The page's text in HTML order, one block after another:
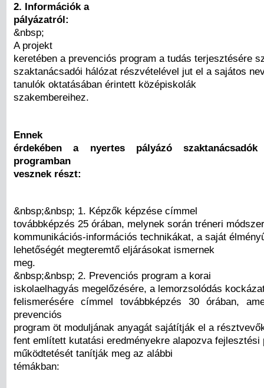
2. Információk a
pályázatról:
&nbsp;
A projekt
keretében a prevenciós program a tudás terjesztésére
szaktanácsadói hálózat részvételével jut el a sajátos
tanulók oktatásában érintett középiskolák
szakembereihez.
Ennek
érdekében a nyertes pályázó
programban
vesznek részt:
&nbsp;&nbsp; 1. Képzők képzése címmel
továbbképzés 25 órában, melynek során tréneri
kommunikációs-információs technikákat, a saját
lehetőségét megteremtő eljárásokat ismernek
meg.
&nbsp;&nbsp; 2. Prevenciós program a korai
iskolaelhagyás megelőzésére, a lemorzsolódás
felismerésére címmel továbbképzés 30 órában,
prevenciós
program öt moduljának anyagát sajátítják el a
fent említett kutatási eredményekre alapozva fejlesztési
működtetését tanítják meg az alábbi
témákban: